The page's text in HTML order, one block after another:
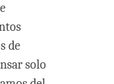
de
solo